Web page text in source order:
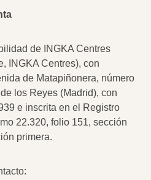
de INGKA Centres
INGKA Centres), con
de Matapiñonera, número
los Reyes (Madrid), con
e inscrita en el Registro
22.320, folio 151, sección
primera.